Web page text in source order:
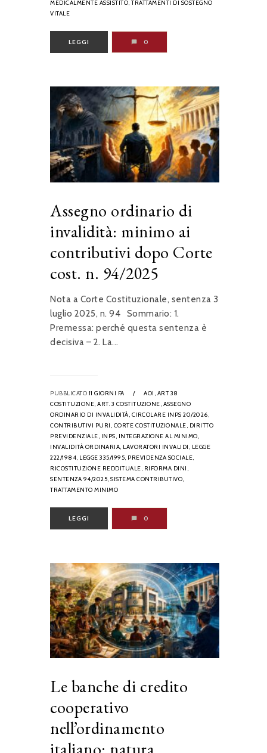
MEDICALMENTE ASSISTITO, TRATTAMENTI DI SOSTEGNO
VITALE
LEGGI 0
Assegno ordinario di
invalidità: minimo ai
contributivi dopo Corte
cost. n. 94/2025
Nota a Corte Costituzionale, sentenza 3
luglio 2025, n. 94 Sommario: 1.
Premessa: perché questa sentenza è
decisiva – 2. La...
PUBBLICATO 11 GIORNI FA / AOI, ART 38
COSTITUZIONE, ART. 3 COSTITUZIONE, ASSEGNO
ORDINARIO DI INVALIDITÀ, CIRCOLARE INPS 20/2026,
CONTRIBUTIVI PURI, CORTE COSTITUZIONALE, DIRITTO
PREVIDENZIALE, INPS, INTEGRAZIONE AL MINIMO,
INVALIDITÀ ORDINARIA, LAVORATORI INVALIDI, LEGGE
222/1984, LEGGE 335/1995, PREVIDENZA SOCIALE,
RICOSTITUZIONE REDDITUALE, RIFORMA DINI,
SENTENZA 94/2025, SISTEMA CONTRIBUTIVO,
TRATTAMENTO MINIMO
LEGGI 0
Le banche di credito
cooperativo
nell’ordinamento